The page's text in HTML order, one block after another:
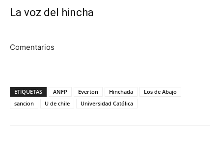
La voz del hincha
Comentarios
ETIQUETAS ANFP Everton Hinchada
Los de Abajo
sancion
U de chile Universidad Católica